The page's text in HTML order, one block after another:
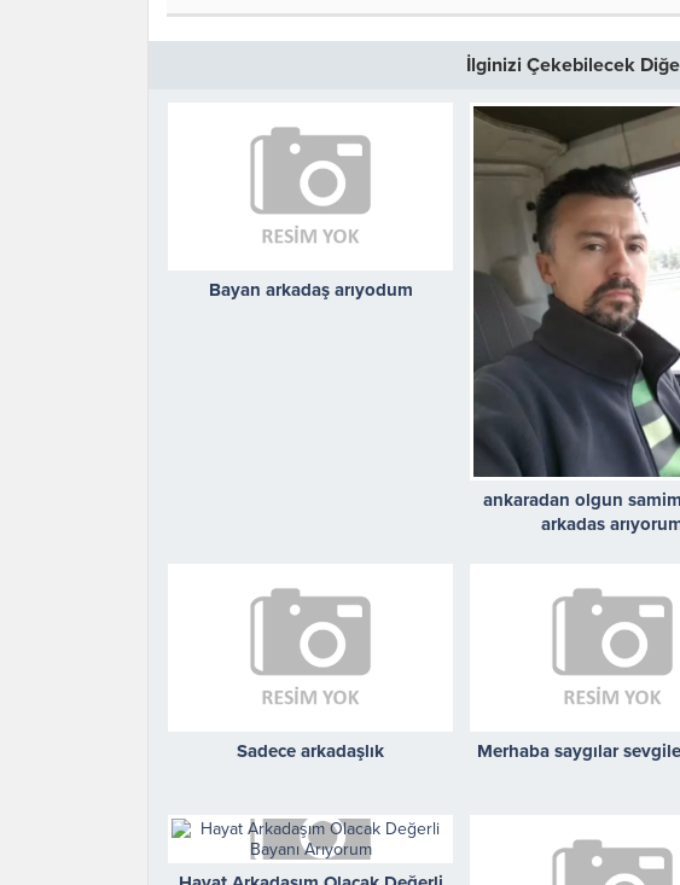
İlginizi Çekebilecek
Bayan arkadaş arıyodum
ankaradan olgun
arkadas
Sadece arkadaşlık Merhaba saygılar